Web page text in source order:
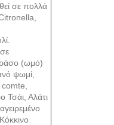
σε πολλά
(ωμό)
ψωμί,
Αλάτι